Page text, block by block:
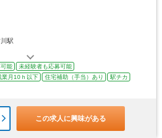
駅
能
未経験者も応募可能
業月10ｈ以下 住宅補助（手当）あり
駅チカ
この求人に興味がある